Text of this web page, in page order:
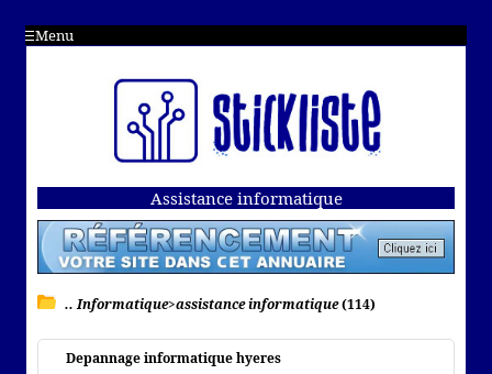
Menu
Assistance informatique
.. Informatique>assistance informatique(114)
Depannage informatique hyeres